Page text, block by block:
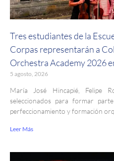
Tres estudiantes de la
Corpas representarán a
Orchestra Academy 2026
5 agosto, 2026
María José Hincapié, Felipe
seleccionados para formar
perfeccionamiento y formación
Leer Más